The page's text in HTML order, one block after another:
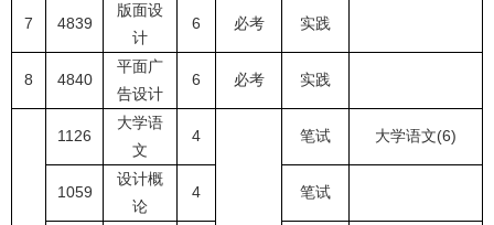
7 4839
版面设
计
6 必考 实践
8 4840
平面广
告设计
6 必考 实践
1126
大学语
文
4 笔试 大学语文(6)
1059
设计概
论
4 笔试